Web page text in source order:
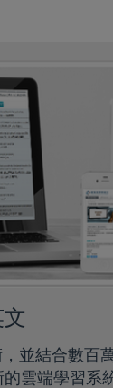
並結合數百
雲端學習系